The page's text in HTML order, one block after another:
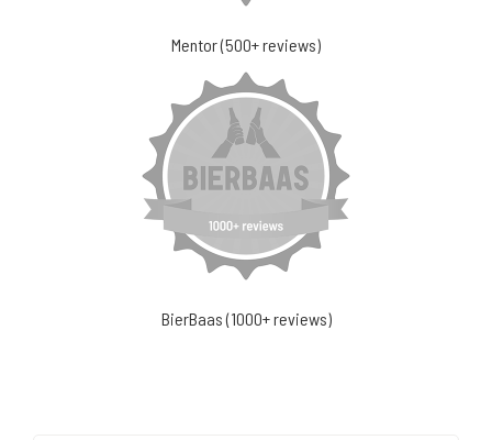
Mentor (500+ reviews)
BierBaas (1000+ reviews)